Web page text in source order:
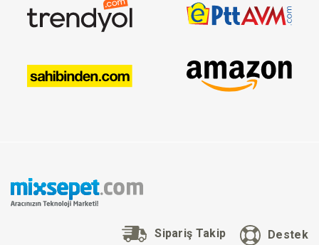
Destek
Sipariş Takip